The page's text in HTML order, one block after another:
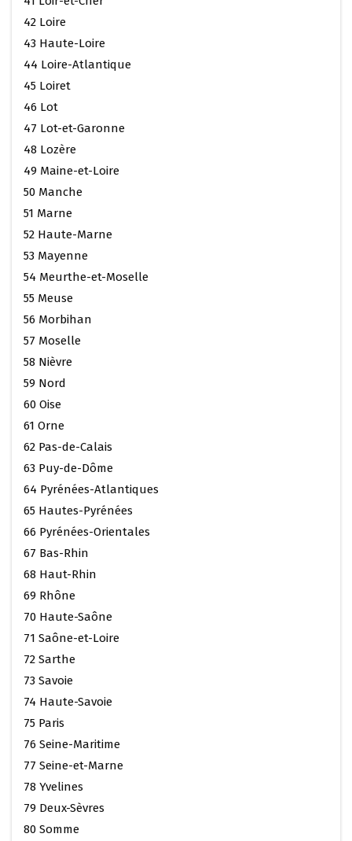
42 Loire
43 Haute-Loire
44 Loire-Atlantique
45 Loiret
46 Lot
47 Lot-et-Garonne
48 Lozère
49 Maine-et-Loire
50 Manche
51 Marne
52 Haute-Marne
53 Mayenne
54 Meurthe-et-Moselle
55 Meuse
56 Morbihan
57 Moselle
58 Nièvre
59 Nord
60 Oise
61 Orne
62 Pas-de-Calais
63 Puy-de-Dôme
64 Pyrénées-Atlantiques
65 Hautes-Pyrénées
66 Pyrénées-Orientales
67 Bas-Rhin
68 Haut-Rhin
69 Rhône
70 Haute-Saône
71 Saône-et-Loire
72 Sarthe
73 Savoie
74 Haute-Savoie
75 Paris
76 Seine-Maritime
77 Seine-et-Marne
78 Yvelines
79 Deux-Sèvres
80 Somme